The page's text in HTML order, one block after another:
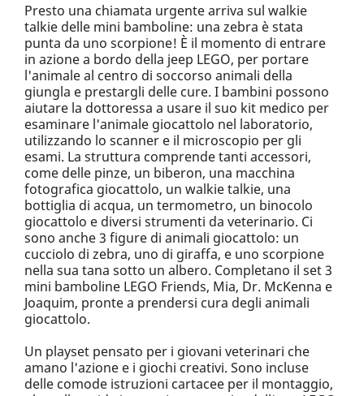
Presto una chiamata urgente arriva sul walkie
talkie delle mini bamboline: una zebra è stata
punta da uno scorpione! È il momento di entrare
in azione a bordo della jeep LEGO, per portare
l'animale al centro di soccorso animali della
giungla e prestargli delle cure. I bambini possono
aiutare la dottoressa a usare il suo kit medico per
esaminare l'animale giocattolo nel laboratorio,
utilizzando lo scanner e il microscopio per gli
esami. La struttura comprende tanti accessori,
come delle pinze, un biberon, una macchina
fotografica giocattolo, un walkie talkie, una
bottiglia di acqua, un termometro, un binocolo
giocattolo e diversi strumenti da veterinario. Ci
sono anche 3 figure di animali giocattolo: un
cucciolo di zebra, uno di giraffa, e uno scorpione
nella sua tana sotto un albero. Completano il set 3
mini bamboline LEGO Friends, Mia, Dr. McKenna e
Joaquim, pronte a prendersi cura degli animali
giocattolo.
Un playset pensato per i giovani veterinari che
amano l'azione e i giochi creativi. Sono incluse
delle comode istruzioni cartacee per il montaggio,